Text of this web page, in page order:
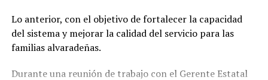
Lo anterior, con el objetivo de fortalecer la capacidad
del sistema y mejorar la calidad del servicio para las
familias alvaradeñas.
Durante una reunión de trabajo con el Gerente Estatal